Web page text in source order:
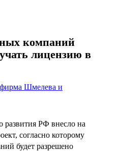
компаний
лицензию в
Шмелева и
развития РФ внесло на
согласно которому
будет разрешено